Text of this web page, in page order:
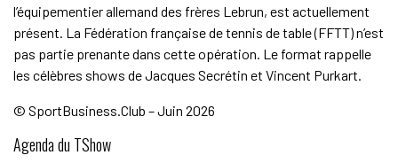
l’équipementier allemand des frères Lebrun, est actuellement
présent. La Fédération française de tennis de table (FFTT) n’est
pas partie prenante dans cette opération. Le format rappelle
les célèbres shows de Jacques Secrétin et Vincent Purkart.
© SportBusiness.Club – Juin 2026
Agenda du TShow